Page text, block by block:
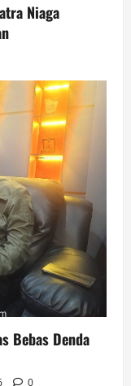
Niaga
Bebas Denda
0